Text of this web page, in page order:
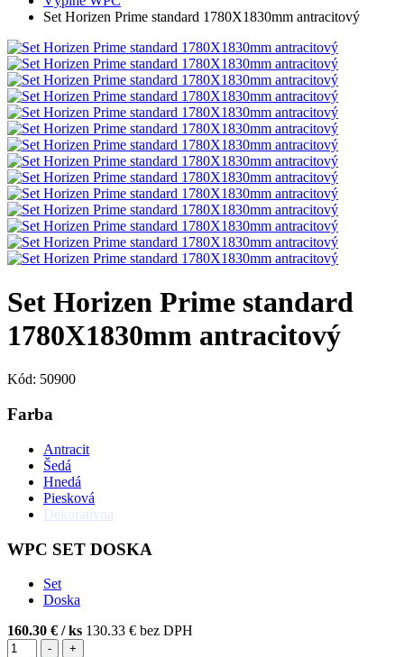
Set Horizen Prime standard 1780X1830mm antracitový
Set Horizen Prime standard
1780X1830mm antracitový
Kód: 50900
Farba
Antracit
Šedá
Hnedá
Piesková
Dekoratívna
WPC SET DOSKA
Set
Doska
160.30 € / ks 130.33 € bez DPH
- +